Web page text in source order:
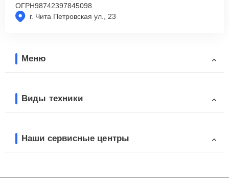
г. Чита Петровская ул., 23
ОГРН98742397845098
Меню
Виды техники
Наши сервисные центры